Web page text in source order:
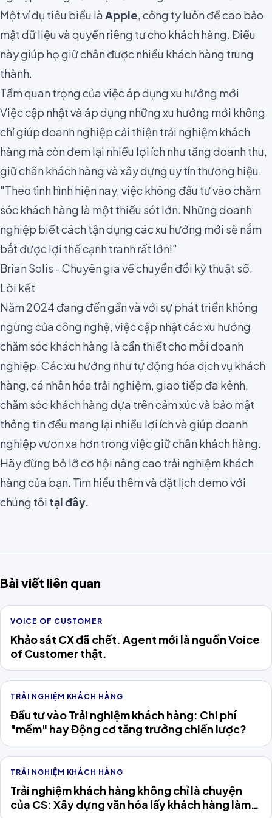
Một ví dụ tiêu biểu làApple, công ty luôn đề cao bảo
mật dữ liệu và quyền riêng tư cho khách hàng. Điều
này giúp họ giữ chân được nhiều khách hàng trung
thành.
Tầm quan trọng của việc áp dụng xu hướng mới
Việc cập nhật và áp dụng những xu hướng mới không
chỉ giúp doanh nghiệp cải thiện trải nghiệm khách
hàng mà còn đem lại nhiều lợi ích như tăng doanh thu,
giữ chân khách hàng và xây dựng uy tín thương hiệu.
"Theo tình hình hiện nay, việc không đầu tư vào chăm
sóc khách hàng là một thiếu sót lớn. Những doanh
nghiệp biết cách tận dụng các xu hướng mới sẽ nắm
bắt được lợi thế cạnh tranh rất lớn!"
Brian Solis - Chuyên gia về chuyển đổi kỹ thuật số.
Lời kết
Năm 2024 đang đến gần và với sự phát triển không
ngừng của công nghệ, việc cập nhật các xu hướng
chăm sóc khách hàng là cần thiết cho mỗi doanh
nghiệp. Các xu hướng như tự động hóa dịch vụ khách
hàng, cá nhân hóa trải nghiệm, giao tiếp đa kênh,
chăm sóc khách hàng dựa trên cảm xúc và bảo mật
thông tin đều mang lại nhiều lợi ích và giúp doanh
nghiệp vươn xa hơn trong việc giữ chân khách hàng.
Hãy đừng bỏ lỡ cơ hội nâng cao trải nghiệm khách
hàng của bạn. Tìm hiểu thêm và đặt lịch demo với
chúng tôi tại đây.
Bài viết liên quan
VOICE OF CUSTOMER
Khảo sát CX đã chết. Agent mới là nguồn Voice
of Customer thật.
TRẢI NGHIỆM KHÁCH HÀNG
Đầu tư vào Trải nghiệm khách hàng: Chi phí
"mềm" hay Động cơ tăng trưởng chiến lược?
TRẢI NGHIỆM KHÁCH HÀNG
Trải nghiệm khách hàng không chỉ là chuyện
của CS: Xây dựng văn hóa lấy khách hàng làm